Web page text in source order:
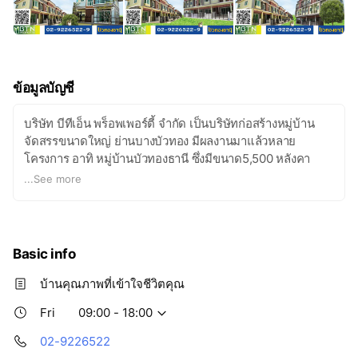
ข้อมูลบัญชี
บริษัท บีทีเอ็น พร็อพเพอร์ตี้ จำกัด เป็นบริษัทก่อสร้างหมู่บ้าน
จัดสรรขนาดใหญ่ ย่านบางบัวทอง มีผลงานมาแล้วหลาย
โครงการ อาทิ หมู่บ้านบัวทองธานี ซึ่งมีขนาด5,500 หลังคา
เรือน หมู่บ้านบัวทองธานี 17,18 ติดถนนกาญจนาภิเษก หมู่บ้าน
มีทีมงานคุณภาพคอยให้บริการ คุณลูกค้าทุกท่านสามารถมอบ
ความไว้วางใจในมาตรฐานการก่อสร้างและการรับประกันหลัง
การขาย กับทางโครงการได้ เราขอขอบคุณที่ไว้วางใจ
...See more
Basic info
บ้านคุณภาพที่เข้าใจชีวิตคุณ
Fri
09:00 - 18:00
02-9226522